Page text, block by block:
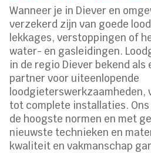
Wanneer je in Diever en
verzekerd zijn van goede
lekkages, verstoppingen of
water- en gasleidingen.
in de regio Diever bekend als
partner voor uiteenlopende
loodgieterswerkzaamheden,
tot complete installaties.
de hoogste normen en met
nieuwste technieken en
kwaliteit en vakmanschap